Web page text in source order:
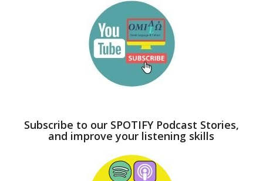
Subscribe to our SPOTIFY Podcast Stories,
and improve your listening skills